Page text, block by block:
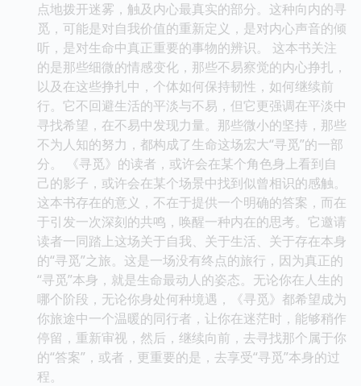
点地拨开迷雾，触及内心最真实的部分。这种向内的寻
觅，可能是对自我价值的重新定义，是对内心声音的倾
听，是对生命中真正重要的事物的辨识。 这本书关注
的是那些细微的情感变化，那些不易察觉的内心挣扎，
以及在这些挣扎中，个体如何保持韧性，如何继续前
行。它不回避生活的平淡与不易，但它更强调在平淡中
寻找希望，在不易中发现力量。那些微小的坚持，那些
不为人知的努力，都构成了生命这场宏大“寻觅”的一部
分。 《寻觅》的读者，或许会在某个角色身上看到自
己的影子，或许会在某个场景中找到似曾相识的感触。
这本书存在的意义，不在于提供一个明确的答案，而在
于引发一次深刻的共鸣，唤醒一种内在的思考。它邀请
读者一同踏上这场关于自我、关于生活、关于存在本身
的“寻觅”之旅。这是一场没有终点的旅行，因为真正的
“寻觅”本身，就是生命最动人的姿态。无论你在人生的
哪个阶段，无论你身处何种境遇，《寻觅》都希望成为
你旅途中一个温暖的同行者，让你在迷茫时，能够稍作
停留，重新审视，然后，继续向前，去寻找那个属于你
的“答案”，或者，更重要的是，去享受“寻觅”本身的过
程。